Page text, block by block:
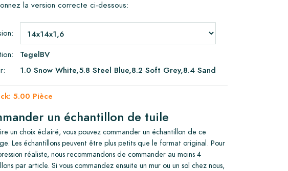
la version correcte ci-dessous:
TegelBV
1.0 Snow White,5.8 Steel Blue,8.2 Soft Grey,8.4 Sand
5.00 Pièce
un échantillon de tuile
un choix éclairé, vous pouvez commander un échantillon de ce
Les échantillons peuvent être plus petits que le format original. Pour
réaliste, nous recommandons de commander au moins 4
par article. Si vous commandez ensuite un mur ou un sol chez nous,